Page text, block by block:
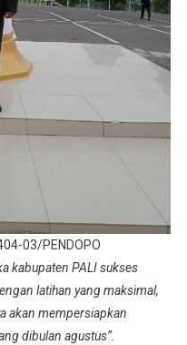
03/PENDOPO
kabupaten PALI sukses
latihan yang maksimal,
akan mempersiapkan
dibulan agustus”.